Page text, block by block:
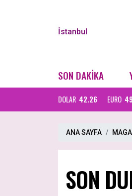
İstanbul
SON DAKİKA
DOLAR 42.26 EURO
ANA SAYFA
SON